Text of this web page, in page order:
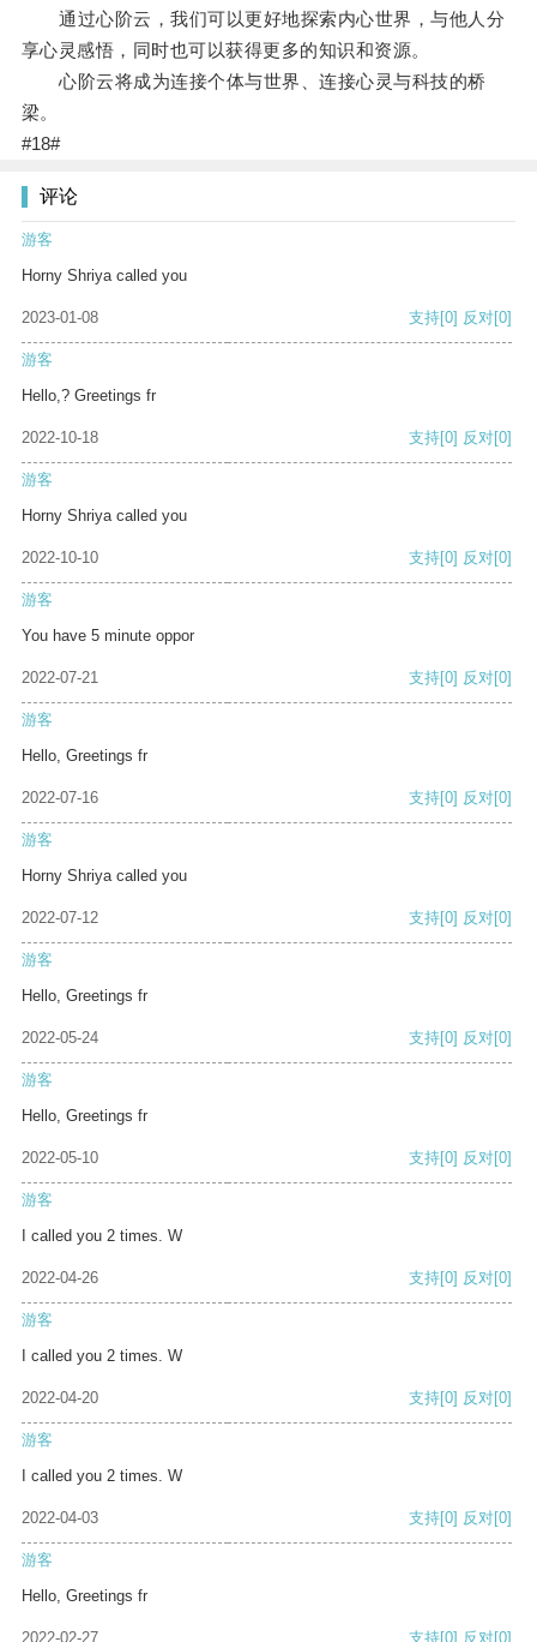
通过心阶云，我们可以更好地探索内心世界，与他人分
享心灵感悟，同时也可以获得更多的知识和资源。
心阶云将成为连接个体与世界、连接心灵与科技的桥
梁。
#18#
评论
游客
Horny Shriya called you
2023-01-08 支持[0] 反对[0]
游客
Hello,? Greetings fr
2022-10-18 支持[0] 反对[0]
游客
Horny Shriya called you
2022-10-10 支持[0] 反对[0]
游客
You have 5 minute oppor
2022-07-21 支持[0] 反对[0]
游客
Hello, Greetings fr
2022-07-16 支持[0] 反对[0]
游客
Horny Shriya called you
2022-07-12 支持[0] 反对[0]
游客
Hello, Greetings fr
2022-05-24 支持[0] 反对[0]
游客
Hello, Greetings fr
2022-05-10 支持[0] 反对[0]
游客
I called you 2 times. W
2022-04-26 支持[0] 反对[0]
游客
I called you 2 times. W
2022-04-20 支持[0] 反对[0]
游客
I called you 2 times. W
2022-04-03 支持[0] 反对[0]
游客
Hello, Greetings fr
2022-02-27 支持[0] 反对[0]